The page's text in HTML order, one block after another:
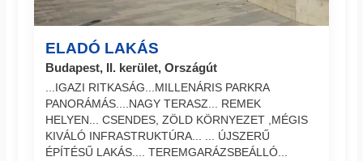
ELADÓ LAKÁS
Budapest, II. kerület, Országút
...IGAZI RITKASÁG...MILLENÁRIS PARKRA
PANORÁMÁS....NAGY TERASZ... REMEK
HELYEN... CSENDES, ZÖLD KÖRNYEZET ,MÉGIS
KIVÁLÓ INFRASTRUKTÚRA... ... ÚJSZERŰ
ÉPÍTÉSŰ LAKÁS.... TEREMGARÁZSBEÁLLÓ...